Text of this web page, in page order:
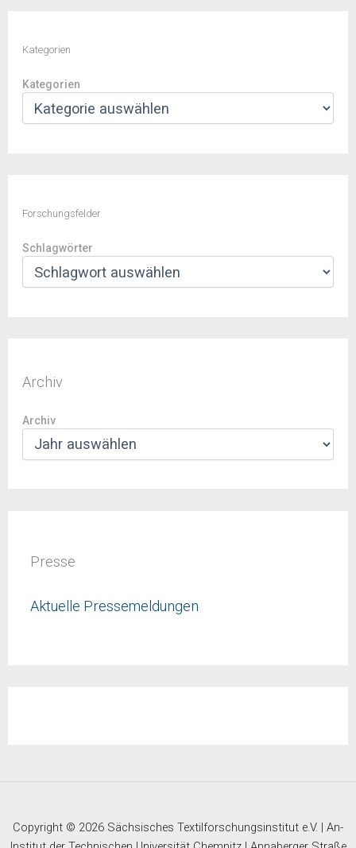
Kategorien
Kategorien
Forschungsfelder
Schlagwörter
Archiv
Archiv
Presse
Aktuelle Pressemeldungen
Copyright © 2026 Sächsisches Textilforschungsinstitut e.V. | An-